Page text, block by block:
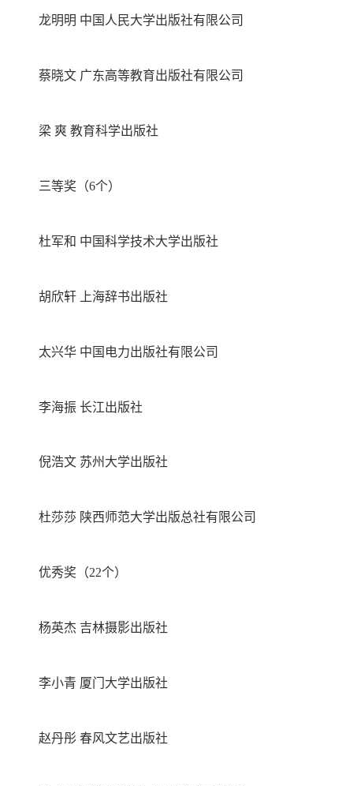
龙明明 中国人民大学出版社有限公司
蔡晓文 广东高等教育出版社有限公司
梁 爽 教育科学出版社
三等奖（6个）
杜军和 中国科学技术大学出版社
胡欣轩 上海辞书出版社
太兴华 中国电力出版社有限公司
李海振 长江出版社
倪浩文 苏州大学出版社
杜莎莎 陕西师范大学出版总社有限公司
优秀奖（22个）
杨英杰 吉林摄影出版社
李小青 厦门大学出版社
赵丹彤 春风文艺出版社